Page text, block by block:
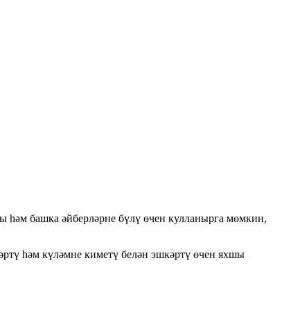
һәм башка әйберләрне бүлү өчен кулланырга мөмкин,
һәм күләмне киметү белән эшкәртү өчен яхшы